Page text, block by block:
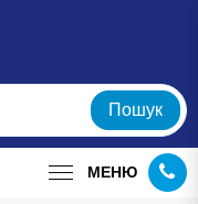
Пошук
МЕНЮ